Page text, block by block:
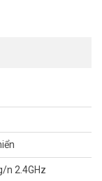
nhiều ứng dụng
n 2.4GHz